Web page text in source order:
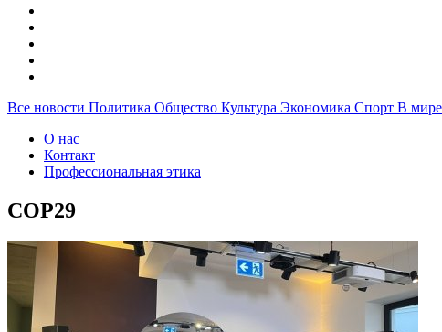
Все новости Политика Общество Культура Экономика Спорт В мире
О нас
Контакт
Профессиональная этика
COP29